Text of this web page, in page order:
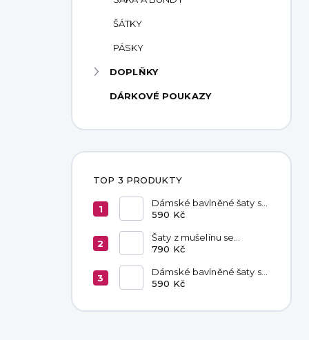
ŠÁTKY
PÁSKY
DOPLŇKY
DÁRKOVÉ POUKAZY
TOP 3 PRODUKTY
Dámské bavlněné šaty s
kapsami Red
590 Kč
Šaty z mušelínu se
zavazováním v pase
790 Kč
Dámské bavlněné šaty s
kapsami Chocolate
590 Kč